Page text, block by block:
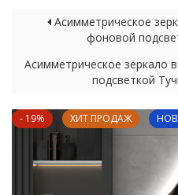
Асимметрическое
фоновой
Асимметрическое зеркало
подсветкой
- 19% ХИТ ПРОДАЖ